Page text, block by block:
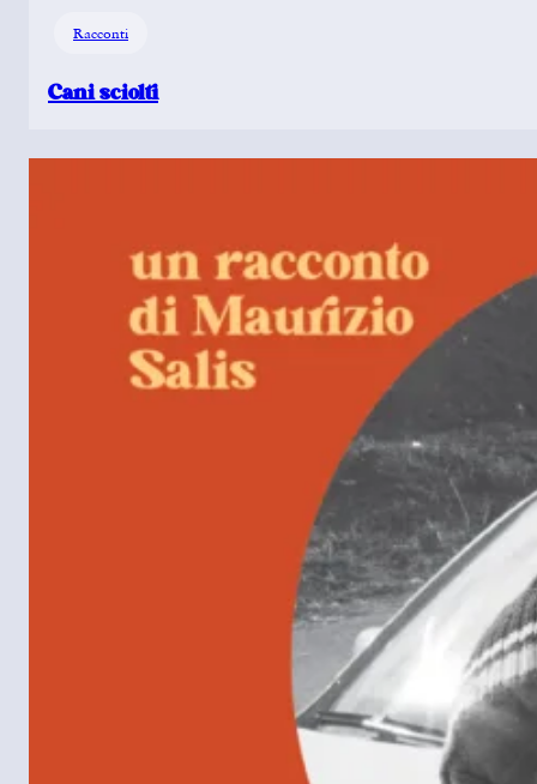
Racconti
Cani sciolti